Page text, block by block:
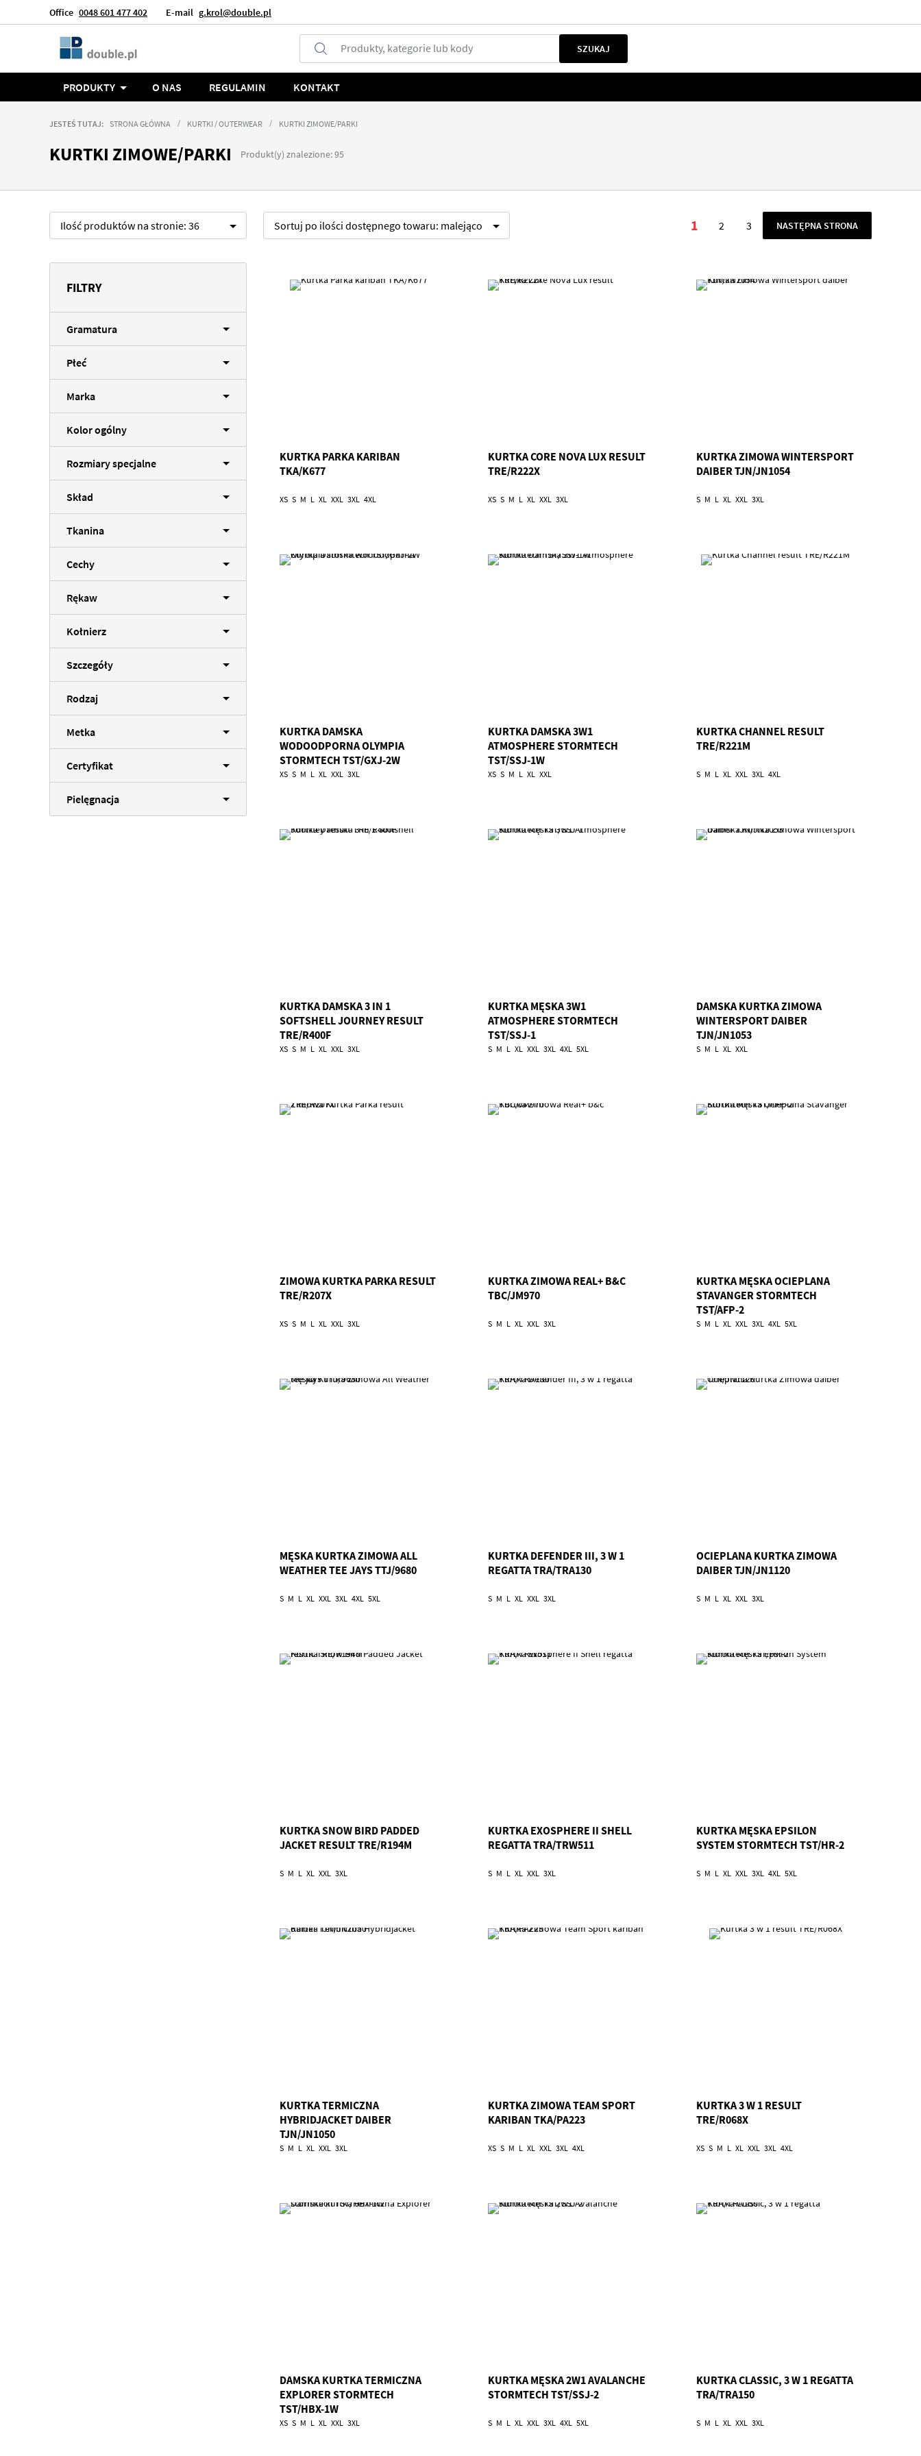
Office 0048 601 477 402 E-mail g.krol@double.pl
Język
Produkty, kategorie lub kody SZUKAJ
PRODUKTY O NAS REGULAMIN KONTAKT
JESTEŚ TUTAJ: STRONA GŁÓWNA KURTKI / OUTERWEAR KURTKI ZIMOWE/PARKI
KURTKI ZIMOWE/PARKI Produkt(y) znalezione: 95
Aktualnie czytasz stronę
1 Strona
2 Strona
3 STRONA
NASTĘPNA STRONA
Ilość produktów na stronie: 36 Sortuj po ilości dostępnego towaru: malejąco
KURTKA PARKA KARIBAN
TKA/K677
XS S M L XL XXL 3XL 4XL
KURTKA CORE NOVA LUX RESULT
TRE/R222X
XS S M L XL XXL 3XL
KURTKA ZIMOWA WINTERSPORT
DAIBER TJN/JN1054
S M L XL XXL 3XL
KURTKA DAMSKA
WODOODPORNA OLYMPIA
STORMTECH TST/GXJ-2W
XS S M L XL XXL 3XL
KURTKA DAMSKA 3W1
ATMOSPHERE STORMTECH
TST/SSJ-1W
XS S M L XL XXL
KURTKA CHANNEL RESULT
TRE/R221M
S M L XL XXL 3XL 4XL
KURTKA DAMSKA 3 IN 1
SOFTSHELL JOURNEY RESULT
TRE/R400F
XS S M L XL XXL 3XL
KURTKA MĘSKA 3W1
ATMOSPHERE STORMTECH
TST/SSJ-1
S M L XL XXL 3XL 4XL 5XL
DAMSKA KURTKA ZIMOWA
WINTERSPORT DAIBER
TJN/JN1053
S M L XL XXL
ZIMOWA KURTKA PARKA RESULT
TRE/R207X
XS S M L XL XXL 3XL
KURTKA ZIMOWA REAL+ B&C
TBC/JM970
S M L XL XXL 3XL
KURTKA MĘSKA OCIEPLANA
STAVANGER STORMTECH
TST/AFP-2
S M L XL XXL 3XL 4XL 5XL
MĘSKA KURTKA ZIMOWA ALL
WEATHER TEE JAYS TTJ/9680
S M L XL XXL 3XL 4XL 5XL
KURTKA DEFENDER III, 3 W 1
REGATTA TRA/TRA130
S M L XL XXL 3XL
OCIEPLANA KURTKA ZIMOWA
DAIBER TJN/JN1120
S M L XL XXL 3XL
KURTKA SNOW BIRD PADDED
JACKET RESULT TRE/R194M
S M L XL XXL 3XL
KURTKA EXOSPHERE II SHELL
REGATTA TRA/TRW511
S M L XL XXL 3XL
KURTKA MĘSKA EPSILON
SYSTEM STORMTECH TST/HR-2
S M L XL XXL 3XL 4XL 5XL
KURTKA TERMICZNA
HYBRIDJACKET DAIBER
TJN/JN1050
S M L XL XXL 3XL
KURTKA ZIMOWA TEAM SPORT
KARIBAN TKA/PA223
XS S M L XL XXL 3XL 4XL
KURTKA 3 W 1 RESULT
TRE/R068X
XS S M L XL XXL 3XL 4XL
DAMSKA KURTKA TERMICZNA
EXPLORER STORMTECH
TST/HBX-1W
XS S M L XL XXL 3XL
KURTKA MĘSKA 2W1 AVALANCHE
STORMTECH TST/SSJ-2
S M L XL XXL 3XL 4XL 5XL
KURTKA CLASSIC, 3 W 1 REGATTA
TRA/TRA150
S M L XL XXL 3XL
FILTRY
Gramatura
Płeć
Marka
Kolor ogólny
Rozmiary specjalne
Skład
Tkanina
Cechy
Rękaw
Kołnierz
Szczegóły
Rodzaj
Metka
Certyfikat
Pielęgnacja